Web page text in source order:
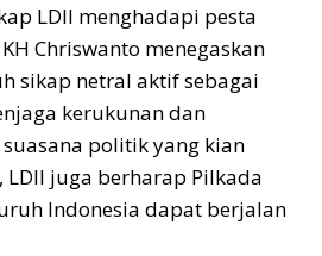
LDII menghadapi pesta
Chriswanto menegaskan
sikap netral aktif sebagai
kerukunan dan
politik yang kian
LDII juga berharap Pilkada
Indonesia dapat berjalan